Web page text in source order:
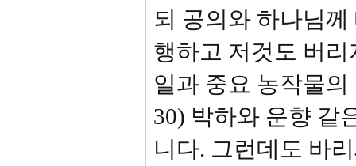
되 공의와 하나님
행하고 저것도 버
일과 중요 농작물
30) 박하와 운향 같
니다. 그런데도 바